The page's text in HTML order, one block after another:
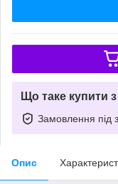
Що таке купити
Замовлення під
Опис